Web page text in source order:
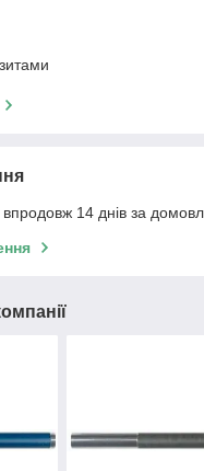
14 днів за